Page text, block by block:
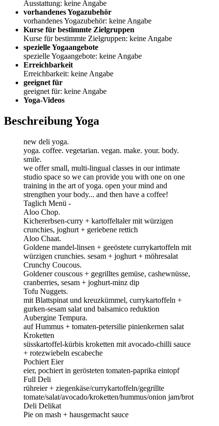
Ausstattung: keine Angabe
vorhandenes Yogazubehör
vorhandenes Yogazubehör: keine Angabe
Kurse für bestimmte Zielgruppen
Kurse für bestimmte Zielgruppen: keine Angabe
spezielle Yogaangebote
spezielle Yogaangebote: keine Angabe
Erreichbarkeit
Erreichbarkeit: keine Angabe
geeignet für
geeignet für: keine Angabe
Yoga-Videos
Beschreibung Yoga
new deli yoga.
yoga. coffee. vegetarian. vegan. make. your. body.
smile.
we offer small, multi-lingual classes in our intimate
studio space so we can provide you with one on one
training in the art of yoga. open your mind and
strengthen your body... and then have a coffee!
Taglich Menü -
Aloo Chop.
Kichererbsen-curry + kartoffeltaler mit würzigen
crunchies, joghurt + geriebene rettich
Aloo Chaat.
Goldene mandel-linsen + geeöstete currykartoffeln mit
würzigen crunchies. sesam + joghurt + möhresalat
Crunchy Coucous.
Goldener couscous + gegrilltes gemüse, cashewnüsse,
cranberries, sesam + joghurt-minz dip
Tofu Nuggets.
mit Blattspinat und kreuzkümmel, currykartoffeln +
gurken-sesam salat und balsamico reduktion
Aubergine Tempura.
auf Hummus + tomaten-petersilie pinienkernen salat
Kroketten
süsskartoffel-kürbis kroketten mit avocado-chilli sauce
+ rotezwiebeln escabeche
Pochiert Eier
eier, pochiert in gerösteten tomaten-paprika eintopf
Full Deli
rühreier + ziegenkäse/currykartoffeln/gegrillte
tomate/salat/avocado/kroketten/hummus/onion jam/brot
Deli Delikat
Pie on mash + hausgemacht sauce